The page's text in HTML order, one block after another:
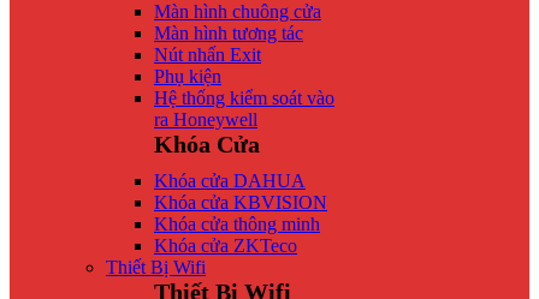
Màn hình chuông cửa
Màn hình tương tác
Nút nhấn Exit
Phụ kiện
Hệ thống kiểm soát vào
ra Honeywell
Khóa Cửa
Khóa cửa DAHUA
Khóa cửa KBVISION
Khóa cửa thông minh
Khóa cửa ZKTeco
Thiết Bị Wifi
Thiết Bị Wifi